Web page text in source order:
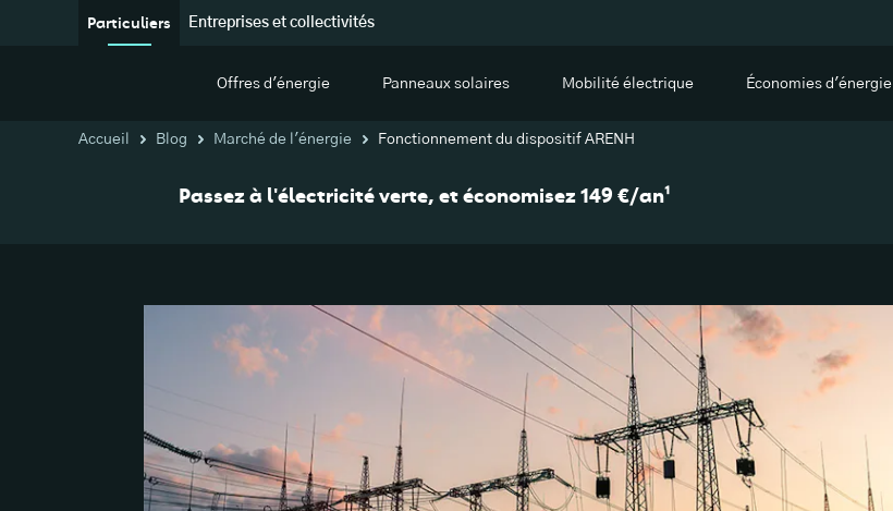
Particuliers Entreprises et collectivités
Offres d'énergie Panneaux solaires Mobilité électrique Économies d'énergie
Accueil Blog Marché de l'énergie Fonctionnement du dispositif ARENH
Passez à l'électricité verte, et économisez 149 €/an¹